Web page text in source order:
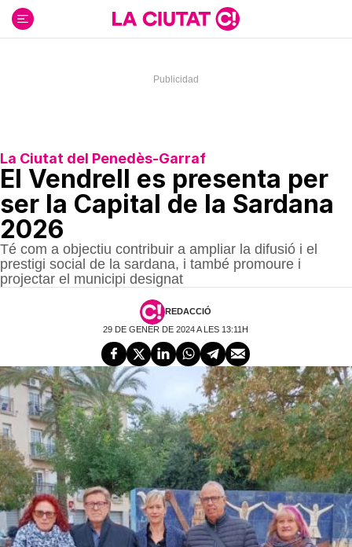
contenido
La Ciutat del Penedès-Garraf
El Vendrell es presenta per
ser la Capital de la Sardana
2026
Té com a objectiu contribuir a ampliar la difusió i el
prestigi social de la sardana, i també promoure i
projectar el municipi designat
REDACCIÓ
29 DE GENER DE 2024 A LES 13:11H